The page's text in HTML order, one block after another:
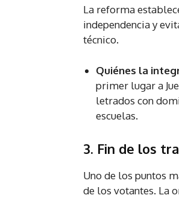
La reforma
independencia y
técnico.
Quiénes la
primer lugar a
letrados con
escuelas.
3. Fin de los
Uno de los puntos
de los votantes. La